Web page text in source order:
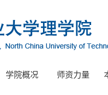
学院概况 师资力量